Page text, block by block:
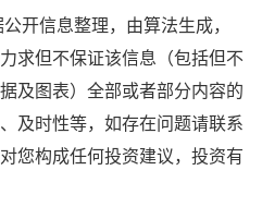
开信息整理，由算法生成，
求但不保证该信息（包括但不
及图表）全部或者部分内容的
及时性等，如存在问题请联系
您构成任何投资建议，投资有